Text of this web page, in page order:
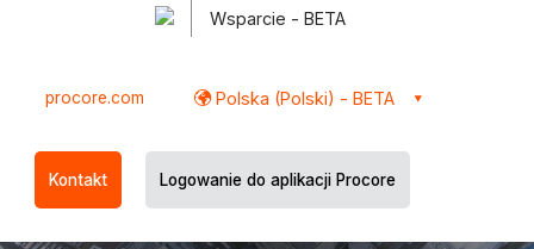
Wsparcie - BETA
procore.com Polska (Polski) - BETA
Kontakt Logowanie do aplikacji Procore